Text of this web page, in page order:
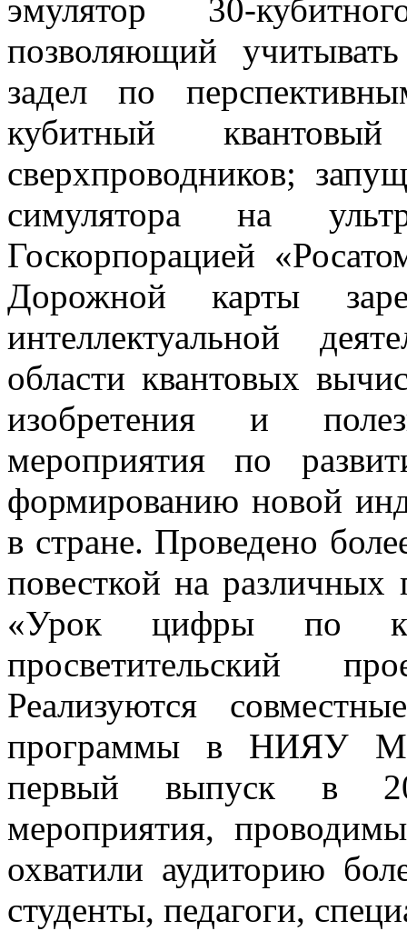
эмулятор 30-
позволяющий
задел по
кубитный
сверхпроводников;
симулятора на
Госкорпорацией
Дорожной карты
интеллектуальной
области квантовых
изобретения и
мероприятия по
формированию новой
в стране. Проведено
повесткой на
«Урок цифры по
просветительский
Реализуются
программы в НИЯУ
первый выпуск в
мероприятия,
охватили аудиторию
студенты, педагоги,